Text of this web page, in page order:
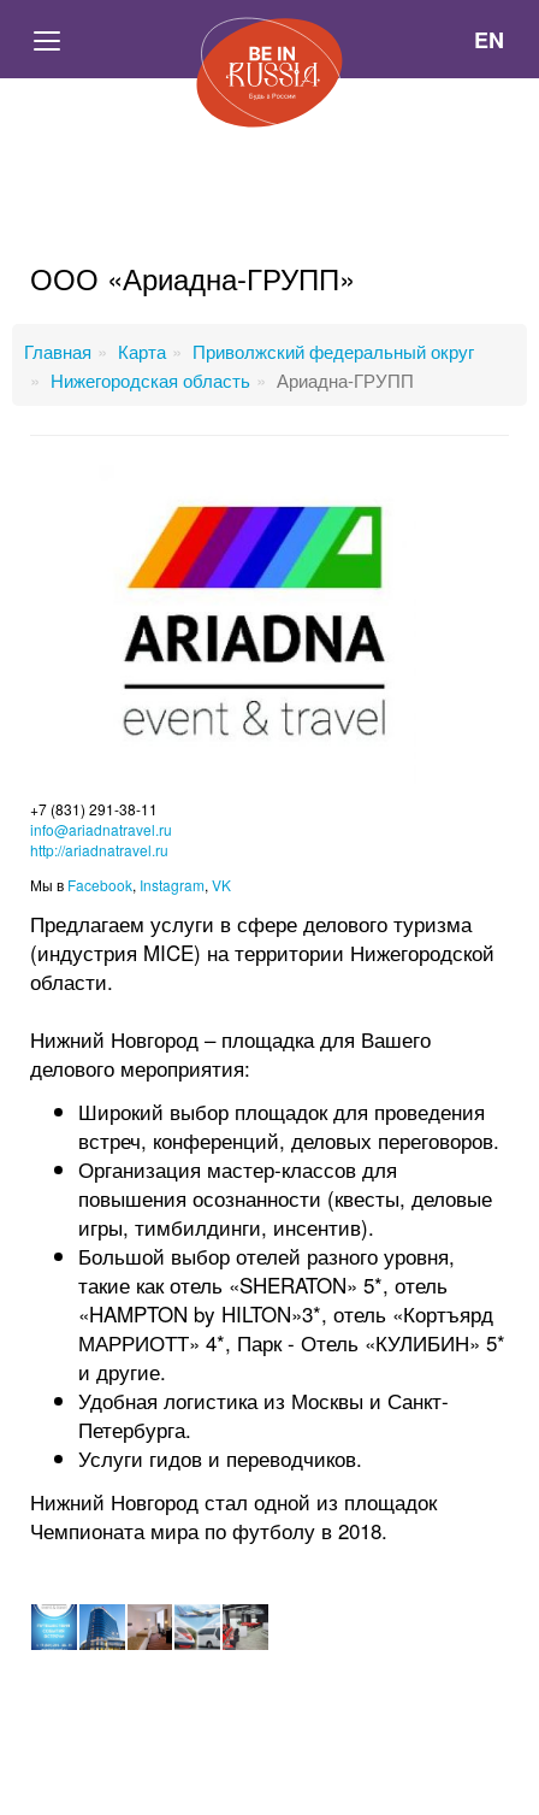
EN
ООО «Ариадна-ГРУПП»
Главная Карта
Приволжский федеральный округ
Нижегородская область
Ариадна-ГРУПП
+7 (831) 291-38-11
info@ariadnatravel.ru
http://ariadnatravel.ru
Мы в Facebook, Instagram, VK
Предлагаем услуги в сфере делового туризма
(индустрия MICE) на территории Нижегородской
области.
Нижний Новгород – площадка для Вашего
делового мероприятия:
Широкий выбор площадок для проведения
встреч, конференций, деловых переговоров.
Организация мастер-классов для
повышения осознанности (квесты, деловые
игры, тимбилдинги, инсентив).
Большой выбор отелей разного уровня,
такие как отель «SHERATON» 5*, отель
«HAMPTON by HILTON»3*, отель «Кортъярд
МАРРИОТТ» 4*, Парк - Отель «КУЛИБИН» 5*
и другие.
Удобная логистика из Москвы и Санкт-
Петербурга.
Услуги гидов и переводчиков.
Нижний Новгород стал одной из площадок
Чемпионата мира по футболу в 2018.